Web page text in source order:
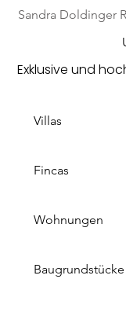
Sandra Doldinger
Exklusive und
Villas
Fincas
Wohnungen
Baugrundstücke